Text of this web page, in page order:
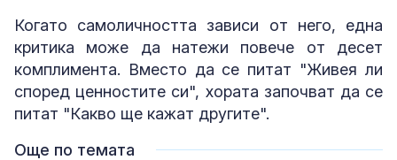
Когато самоличността зависи от него, една
критика може да натежи повече от десет
комплимента. Вместо да се питат "Живея ли
според ценностите си", хората започват да се
питат "Какво ще кажат другите".
Още по темата